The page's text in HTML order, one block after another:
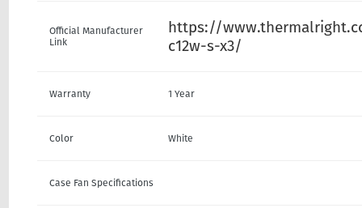
Official Manufacturer
Link
https://
c12w-s-x3/
Warranty 1 Year
Color White
Case Fan Specifications